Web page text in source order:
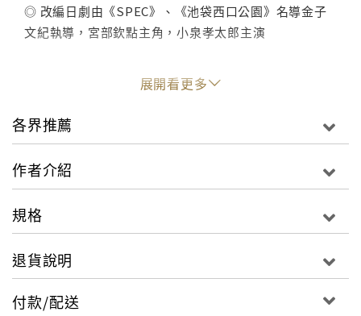
◎ 改編日劇由《SPEC》、《池袋西口公園》名導金子
文紀執導，宮部欽點主角，小泉孝太郎主演
一起毒殺案，摧毀了一個單親家庭，
瀕臨崩解的親子關係也搖搖欲墜。
一宗綁架案，破壞了一幢溫暖豪宅，
他們一家三口揮得去巨大的陰影、找得回原本的幸福
「奪走他人的生命，那是人類所能行使的最大權力！」
接二連三的毒殺命案在城市間不斷地上演，
是意外？是千面人？還是模仿犯？
關於世間之毒，你又了解多少？
展開看更多
各界推薦
作者介紹
規格
退貨說明
付款/配送